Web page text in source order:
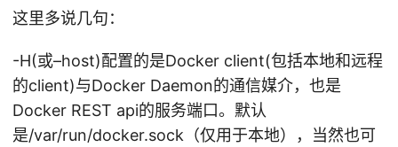
这里多说几句：
-H(或–host)配置的是Docker client(包括本地和远程
的client)与Docker Daemon的通信媒介，也是
Docker REST api的服务端口。默认
是/var/run/docker.sock（仅用于本地），当然也可